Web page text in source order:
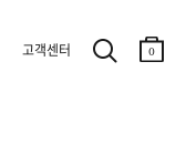
고객센터 0